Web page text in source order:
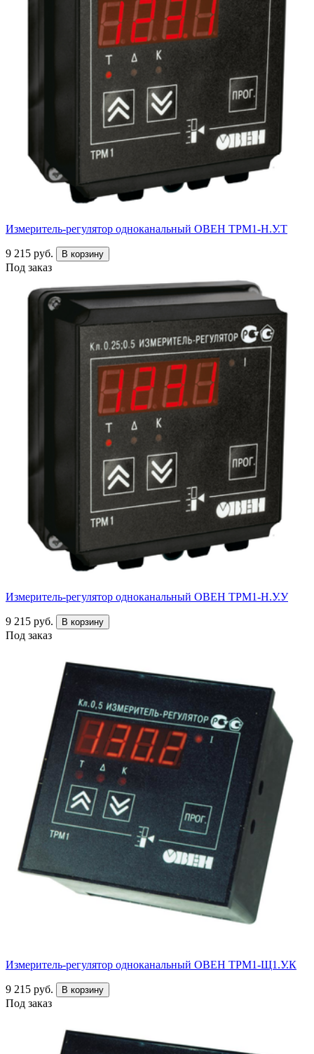
Измеритель-регулятор одноканальный ОВЕН ТРМ1-Н.У.Т
9 215 руб. В корзину
Под заказ
Измеритель-регулятор одноканальный ОВЕН ТРМ1-Н.У.У
9 215 руб. В корзину
Под заказ
Измеритель-регулятор одноканальный ОВЕН ТРМ1-Щ1.У.К
9 215 руб. В корзину
Под заказ